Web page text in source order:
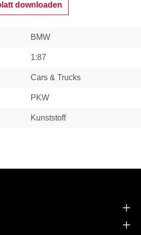
downloaden
BMW
1:87
Cars & Trucks
PKW
Kunststoff